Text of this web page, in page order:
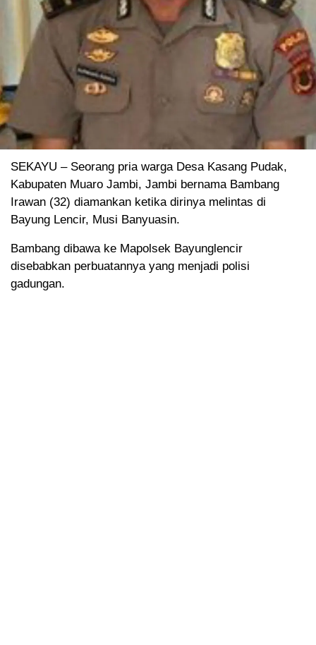
SEKAYU – Seorang pria warga Desa Kasang Pudak,
Kabupaten Muaro Jambi, Jambi bernama Bambang
Irawan (32) diamankan ketika dirinya melintas di
Bayung Lencir, Musi Banyuasin.
Bambang dibawa ke Mapolsek Bayunglencir
disebabkan perbuatannya yang menjadi polisi
gadungan.